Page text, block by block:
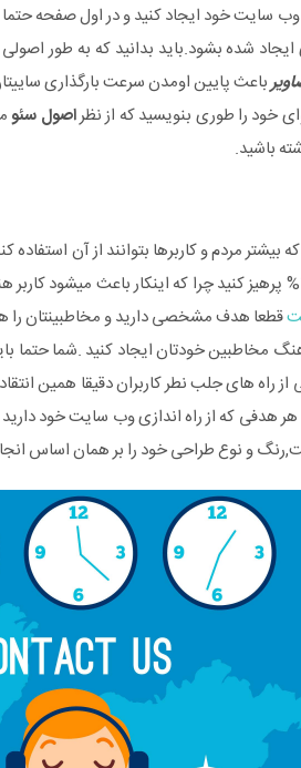
سایت خود ایجاد کنید و در اول صفحه
شده بشود.باید بدانید که به طور
باعث پایین اومدن سرعت بارگذاری
خود را طوری بنویسید که از نظراصول سئو
باشید.
مردم و کاربرها بتوانند از آن استفاده
پیوسته به سایت های دیگر 100% پرهیز کنید چرا که
قطعا هدف مشخصی دارید و مخاطبینتان را
مخاطبین خودتان ایجاد کنید .شما حتما
راه های جلب نطر کاربران دقیقا همین
هر هدفی که از راه اندازی وب سایت خود
و نوع طراحی خود را بر همان اساس